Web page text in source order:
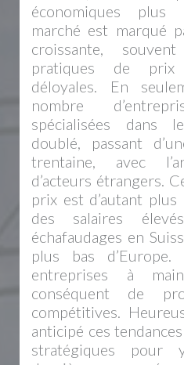
économiques plus
marché est marqué
croissante,
pratiques de prix
déloyales. En
nombre
spécialisées dans
doublé, passant
trentaine, avec
d’acteurs étrangers.
prix est d’autant
des salaires
échafaudages en
plus bas
entreprises à
conséquent de
compétitives.
anticipé ces
stratégiques pour